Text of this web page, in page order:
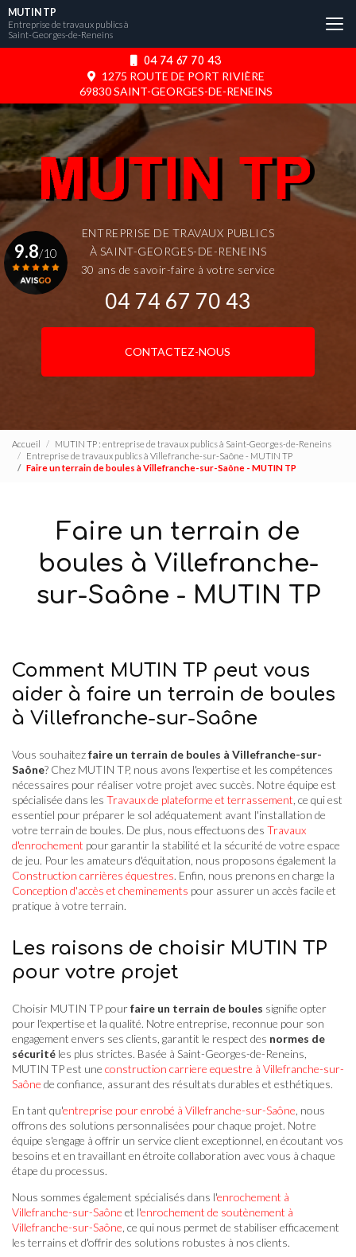
Aller
au
contenu
04 74 67 70 43
1275 ROUTE DE PORT RIVIÈRE
69830 SAINT-GEORGES-DE-RENEINS
MUTIN TP
Entreprise de travaux publics à
Saint-Georges-de-Reneins
ENTREPRISE DE TRAVAUX PUBLICS
À SAINT-GEORGES-DE-RENEINS
30 ans de savoir-faire à votre service
04 74 67 70 43
CONTACTEZ-NOUS
9.8/10
Accueil
MUTIN TP : entreprise de travaux publics à Saint-Georges-de-Reneins
Entreprise de travaux publics à Villefranche-sur-Saône - MUTIN TP
Faire un terrain de boules à Villefranche-sur-Saône - MUTIN TP
Faire un terrain de
boules à Villefranche-
sur-Saône - MUTIN TP
Comment MUTIN TP peut vous
aider à faire un terrain de boules
à Villefranche-sur-Saône
Vous souhaitezfaire un terrain de boules à Villefranche-sur-
Saône? Chez MUTIN TP, nous avons l'expertise et les compétences
nécessaires pour réaliser votre projet avec succès. Notre équipe est
spécialisée dans les Travaux de plateforme et terrassement , ce qui est
essentiel pour préparer le sol adéquatement avant l'installation de
votre terrain de boules. De plus, nous effectuons des Travaux
d'enrochement pour garantir la stabilité et la sécurité de votre espace
de jeu. Pour les amateurs d'équitation, nous proposons également la
Construction carrières équestres. Enfin, nous prenons en charge la
Conception d'accès et cheminements pour assurer un accès facile et
pratique à votre terrain.
Les raisons de choisir MUTIN TP
pour votre projet
Choisir MUTIN TP pourfaire un terrain de boules signifie opter
pour l'expertise et la qualité. Notre entreprise, reconnue pour son
engagement envers ses clients, garantit le respect des normes de
sécurité les plus strictes. Basée à Saint-Georges-de-Reneins,
MUTIN TP est une construction carriere equestre à Villefranche-sur-
Saône de confiance, assurant des résultats durables et esthétiques.
En tant qu'entreprise pour enrobé à Villefranche-sur-Saône , nous
offrons des solutions personnalisées pour chaque projet. Notre
équipe s'engage à offrir un service client exceptionnel, en écoutant vos
besoins et en travaillant en étroite collaboration avec vous à chaque
étape du processus.
Nous sommes également spécialisés dans l'enrochement à
Villefranche-sur-Saône et l'enrochement de soutènement à
Villefranche-sur-Saône , ce qui nous permet de stabiliser efficacement
les terrains et d'offrir des solutions robustes à nos clients.